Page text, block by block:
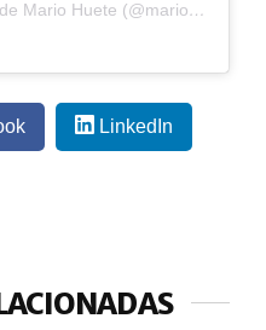
Una publicación compartida de Mario Huete (@mariohuete22)
LinkedIn